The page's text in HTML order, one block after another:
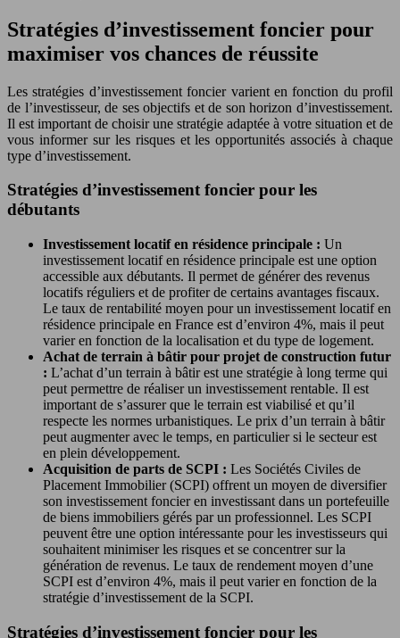
Stratégies d’investissement foncier pour
maximiser vos chances de réussite
Les stratégies d’investissement foncier varient en fonction du profil
de l’investisseur, de ses objectifs et de son horizon d’investissement.
Il est important de choisir une stratégie adaptée à votre situation et de
vous informer sur les risques et les opportunités associés à chaque
type d’investissement.
Stratégies d’investissement foncier pour les
débutants
Investissement locatif en résidence principale : Un
investissement locatif en résidence principale est une option
accessible aux débutants. Il permet de générer des revenus
locatifs réguliers et de profiter de certains avantages fiscaux.
Le taux de rentabilité moyen pour un investissement locatif en
résidence principale en France est d’environ 4%, mais il peut
varier en fonction de la localisation et du type de logement.
Achat de terrain à bâtir pour projet de construction futur
: L’achat d’un terrain à bâtir est une stratégie à long terme qui
peut permettre de réaliser un investissement rentable. Il est
important de s’assurer que le terrain est viabilisé et qu’il
respecte les normes urbanistiques. Le prix d’un terrain à bâtir
peut augmenter avec le temps, en particulier si le secteur est
en plein développement.
Acquisition de parts de SCPI : Les Sociétés Civiles de
Placement Immobilier (SCPI) offrent un moyen de diversifier
son investissement foncier en investissant dans un portefeuille
de biens immobiliers gérés par un professionnel. Les SCPI
peuvent être une option intéressante pour les investisseurs qui
souhaitent minimiser les risques et se concentrer sur la
génération de revenus. Le taux de rendement moyen d’une
SCPI est d’environ 4%, mais il peut varier en fonction de la
stratégie d’investissement de la SCPI.
Stratégies d’investissement foncier pour les